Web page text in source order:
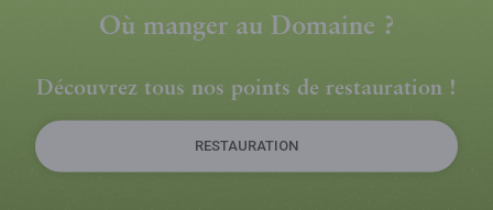
Où manger au Domaine ?
Découvrez tous nos points de restauration !
RESTAURATION